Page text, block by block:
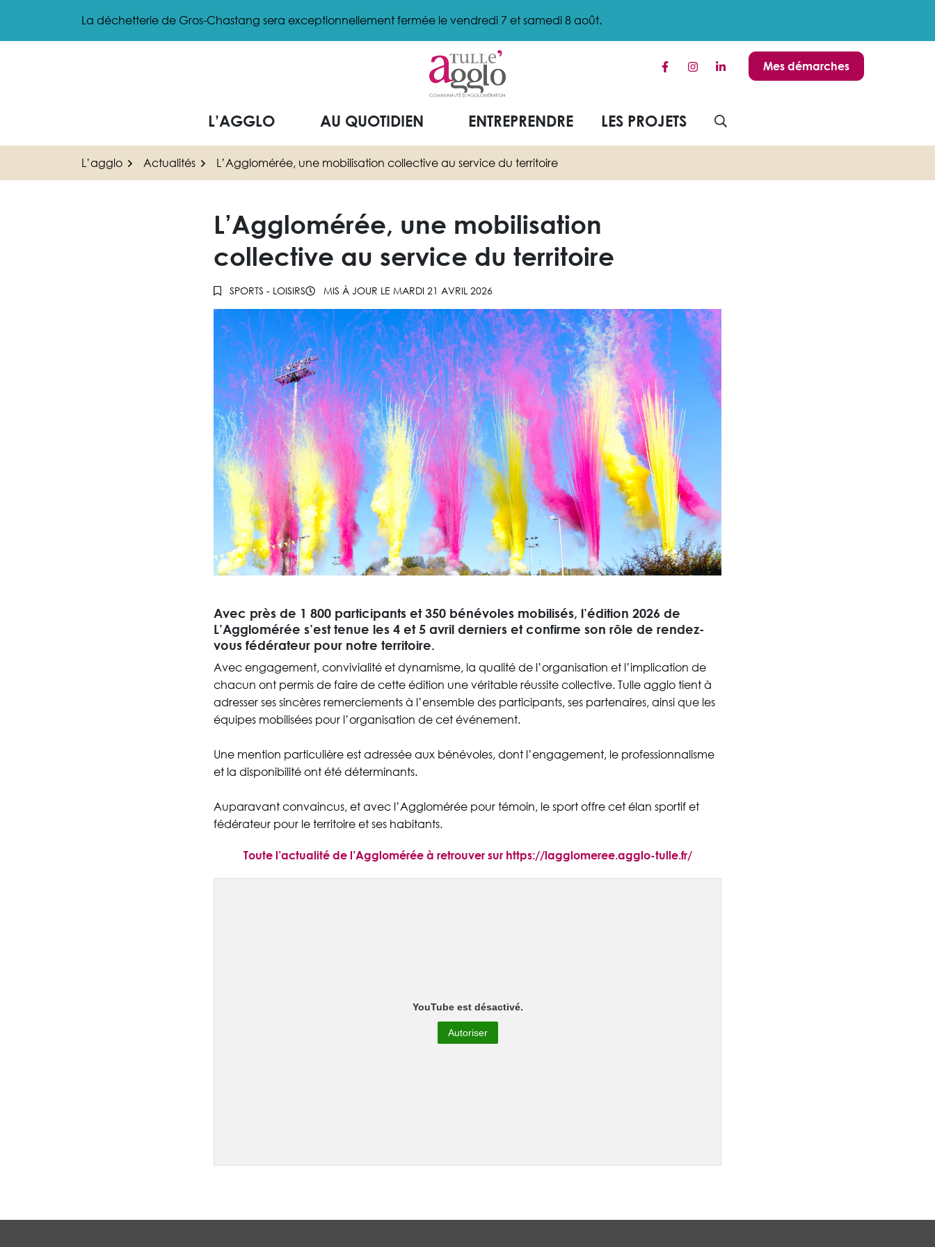
contenu
La déchetterie de Gros-Chastang sera exceptionnellement fermée le vendredi 7 et samedi 8 août.
Lien vers le compte Facebook
Lien vers le compte Instagram
Lien vers le compte Linkedin
Mes démarches
L’AGGLO AU QUOTIDIEN ENTREPRENDRE LES PROJETS AFFICHER LA RECHERCHE
L’agglo Actualités L’Agglomérée, une mobilisation collective au service du territoire
L’Agglomérée, une mobilisation
collective au service du territoire
SPORTS - LOISIRS MIS À JOUR LE MARDI 21 AVRIL 2026
Avec près de 1 800 participants et 350 bénévoles mobilisés, l’édition 2026 de
L’Agglomérée s’est tenue les 4 et 5 avril derniers et confirme son rôle de rendez-
vous fédérateur pour notre territoire.
Avec engagement, convivialité et dynamisme, la qualité de l’organisation et l’implication de
chacun ont permis de faire de cette édition une véritable réussite collective. Tulle agglo tient à
adresser ses sincères remerciements à l’ensemble des participants, ses partenaires, ainsi que les
équipes mobilisées pour l’organisation de cet événement.
Une mention particulière est adressée aux bénévoles, dont l’engagement, le professionnalisme
et la disponibilité ont été déterminants.
Auparavant convaincus, et avec l’Agglomérée pour témoin, le sport offre cet élan sportif et
fédérateur pour le territoire et ses habitants.
Toute l’actualité de l’Agglomérée à retrouver sur https://lagglomeree.agglo-tulle.fr/
YouTube est désactivé.
Autoriser